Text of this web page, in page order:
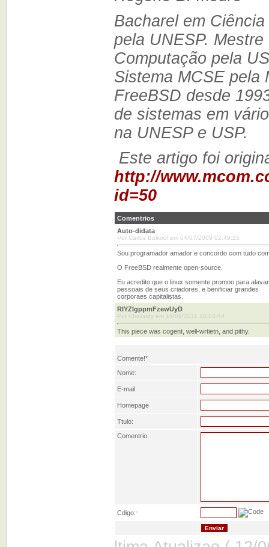
Bacharel em
pela UNESP.
Computação pela
Sistema MCSE pela
FreeBSD desde
de sistemas em
na UNESP e USP.
Este artigo foi
http://
id=50
Comentrios
Auto-didata
Por Carlos Bulkool em 04/07/2009 02:49:25
Sou programador amador e concordo com tudo
O FreeBSD realmente open-source.
Eu acredito que o linux somente promoo para
pessoais de seus criadores, e benificiar grandes
corporaes capitalistas.
RIYZIgppmFzewUyD
Por Chassidy em 18/09/2011 18:03:49
This piece was cogent, well-wrtietn, and pithy.
Comente!*
Nome:
E-mail
Homepage
Ttulo:
Comentrio:
Cdigo:*